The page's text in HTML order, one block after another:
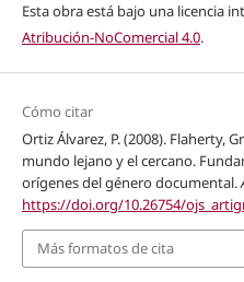
Esta obra está bajo una licencia
Atribución-NoComercial 4.0.
Cómo citar
Ortiz Álvarez, P. (2008). Flaherty,
mundo lejano y el cercano.
orígenes del género documental.
https://doi.org/10.26754/
Más formatos de cita